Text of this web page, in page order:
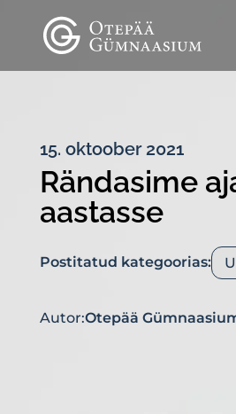
15. oktoober 2021
Rändasime
aastasse
Postitatud kategoorias:
Autor:Otepää